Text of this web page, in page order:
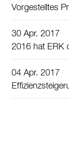
Vorgestelltes
30 Apr. 2017
2016 hat ERK
04 Apr. 2017